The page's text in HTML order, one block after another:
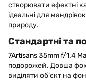
створювати ефектні
ідеальні для
природу.
Стандартні та
7Artisans 35mm f/1.4
подорожей. Довша
виділяти об’єкт на